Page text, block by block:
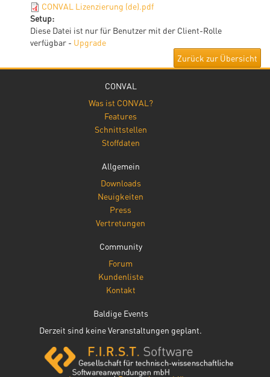
CONVAL Lizenzierung (de).pdf
Setup:
Diese Datei ist nur für Benutzer mit der Client-Rolle
verfügbar - Upgrade
Zurück zur Übersicht
CONVAL
Was ist CONVAL?
Features
Schnittstellen
Stoffdaten
Allgemein
Downloads
Neuigkeiten
Press
Vertretungen
Community
Forum
Kundenliste
Kontakt
Baldige Events
Derzeit sind keine Veranstaltungen geplant.